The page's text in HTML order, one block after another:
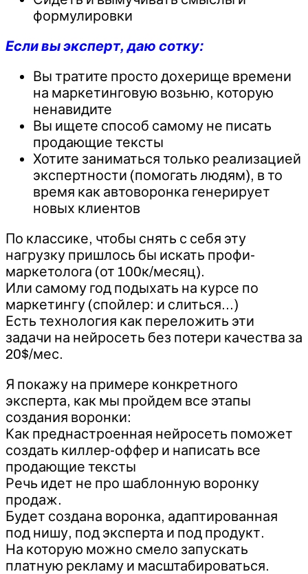
формулировки
Если вы эксперт, даю сотку:
Вы тратите просто дохерище времени
на маркетинговую возьню, которую
ненавидите
Вы ищете способ самому не писать
продающие тексты
Хотите заниматься только реализацией
экспертности (помогать людям), в то
время как автоворонка генерирует
новых клиентов
По классике, чтобы снять с себя эту
нагрузку пришлось бы искать профи-
маркетолога (от 100к/месяц).
Или самому год подыхать на курсе по
маркетингу (спойлер: и слиться…)
Есть технология как переложить эти
задачи на нейросеть без потери качества за
20$/мес.
Я покажу на примере конкретного
эксперта, как мы пройдем все этапы
создания воронки:
Как преднастроенная нейросеть поможет
создать киллер-оффер и написать все
продающие тексты
Речь идет не про шаблонную воронку
продаж.
Будет создана воронка, адаптированная
под нишу, под эксперта и под продукт.
На которую можно смело запускать
платную рекламу и масштабироваться.